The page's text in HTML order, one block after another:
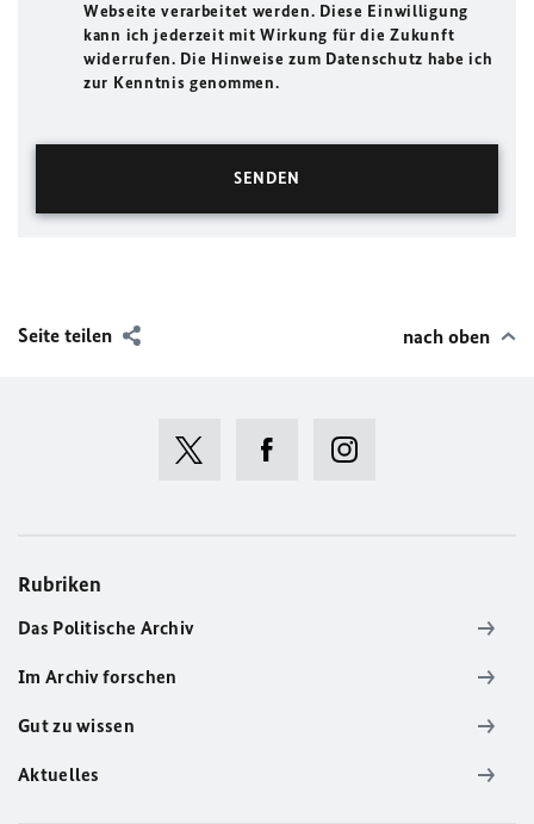
Webseite verarbeitet werden. Diese Einwilligung
kann ich jederzeit mit Wirkung für die Zukunft
widerrufen. Die Hinweise zum Datenschutz habe ich
zur Kenntnis genommen.
Seite teilen nach oben
Rubriken
Das Politische Archiv
Im Archiv forschen
Gut zu wissen
Aktuelles